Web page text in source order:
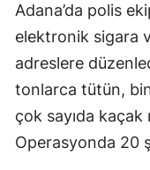
Adana’da polis
elektronik sigara
adreslere
tonlarca tütün,
çok sayıda
Operasyonda 20